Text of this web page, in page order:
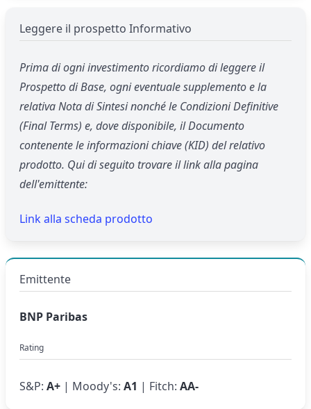
Leggere il prospetto Informativo
Prima di ogni investimento ricordiamo di leggere il
Prospetto di Base, ogni eventuale supplemento e la
relativa Nota di Sintesi nonché le Condizioni Definitive
(Final Terms) e, dove disponibile, il Documento
contenente le informazioni chiave (KID) del relativo
prodotto. Qui di seguito trovare il link alla pagina
dell'emittente:
Link alla scheda prodotto
Emittente
BNP Paribas
Rating
S&P: A+ | Moody's: A1 | Fitch: AA-